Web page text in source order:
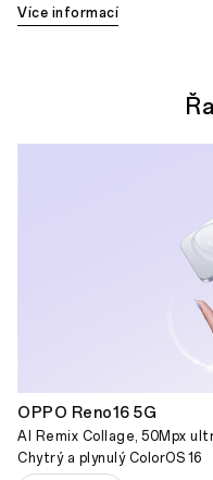
Více informací
OPPO Reno16 5G
AI Remix Collage, 50Mpx
Chytrý a plynulý ColorOS 16